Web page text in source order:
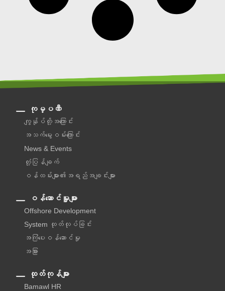
ကုမ္ပဏီ
ကျွန်ုပ်တို့အကြောင်း
အသက်မွေးဝမ်းကြောင်း
News & Events
တုံ့ပြန်ချက်
ဝန်ထမ်းများ၏အရည်အချင်းများ
ဝန်ဆောင်မှူများ
Offshore Development
System ထုတ်လုပ်ခြင်း
အကြံပေးဝန်ဆောင်မှု‌
အခြား
ထုတ်ကုန်များ
Bamawl HR